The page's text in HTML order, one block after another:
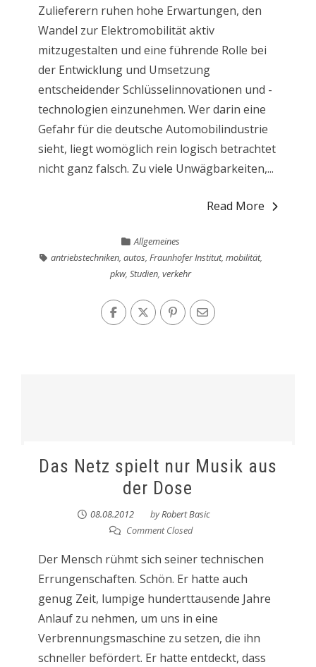
Zulieferern ruhen hohe Erwartungen, den
Wandel zur Elektromobilität aktiv
mitzugestalten und eine führende Rolle bei
der Entwicklung und Umsetzung
entscheidender Schlüsselinnovationen und -
technologien einzunehmen. Wer darin eine
Gefahr für die deutsche Automobilindustrie
sieht, liegt womöglich rein logisch betrachtet
nicht ganz falsch. Zu viele Unwägbarkeiten,...
Read More
Allgemeines
antriebstechniken, autos, Fraunhofer Institut, mobilität,
pkw,Studien,verkehr
Das Netz spielt nur Musik aus
der Dose
08.08.2012 byRobert Basic
Comment Closed
Der Mensch rühmt sich seiner technischen
Errungenschaften. Schön. Er hatte auch
genug Zeit, lumpige hunderttausende Jahre
Anlauf zu nehmen, um uns in eine
Verbrennungsmaschine zu setzen, die ihn
schneller befördert. Er hatte entdeckt, dass